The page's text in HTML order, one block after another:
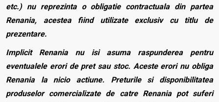
etc.) nu reprezinta o obligatie contractuala din partea
Renania, acestea fiind utilizate exclusiv cu titlu de
prezentare.
Implicit Renania nu isi asuma raspunderea pentru
eventualele erori de pret sau stoc. Aceste erori nu obliga
Renania la nicio actiune. Preturile si disponibilitatea
produselor comercializate de catre Renania pot suferi